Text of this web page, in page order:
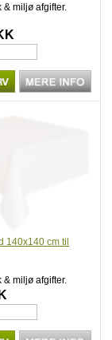
& miljø afgifter.
140x140 cm til
& miljø afgifter.